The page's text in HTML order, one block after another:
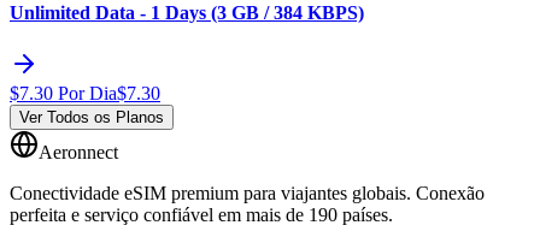
Unlimited Data - 1 Days (3 GB / 384 KBPS)
$7.30 Por Dia$7.30
Ver Todos os Planos
Aeronnect
Conectividade eSIM premium para viajantes globais. Conexão
perfeita e serviço confiável em mais de 190 países.